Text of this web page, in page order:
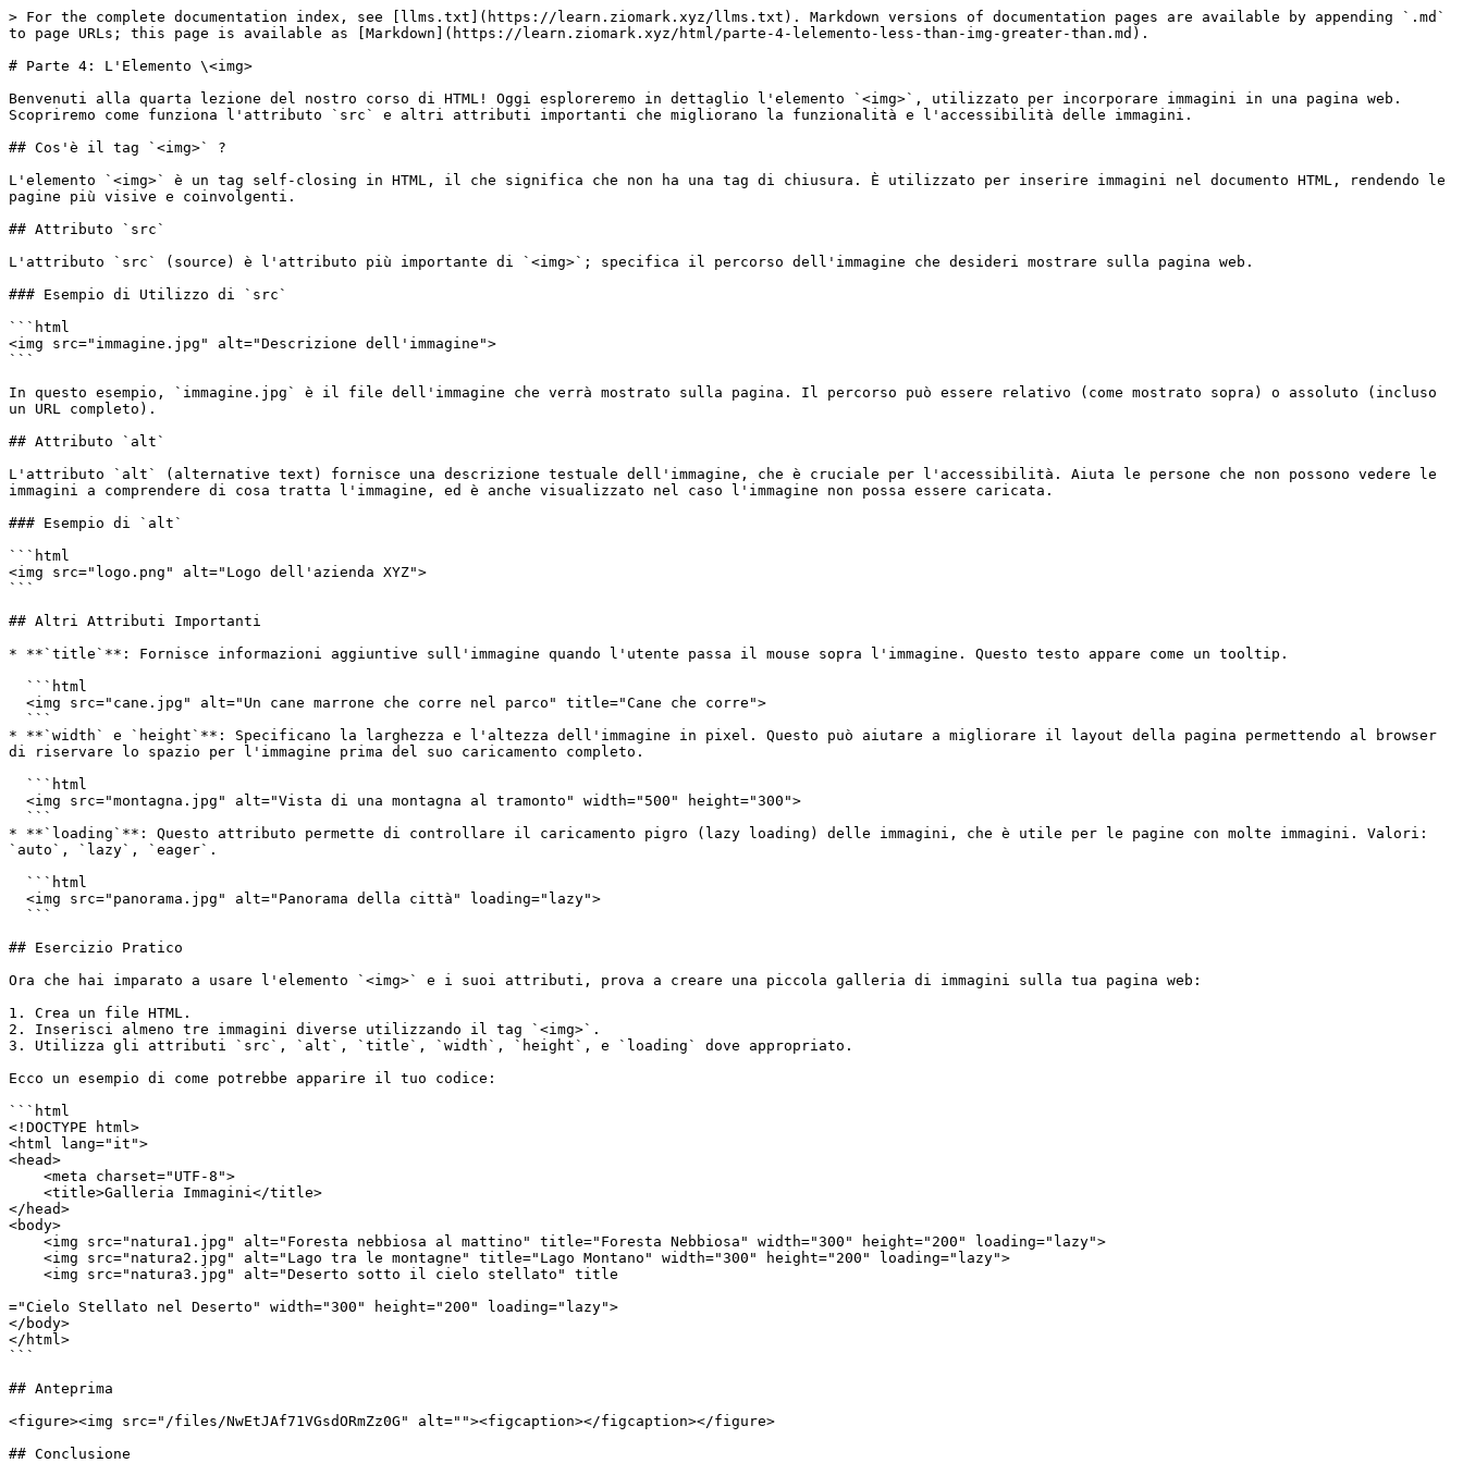
> For the complete documentation index, see [llms.txt](https://learn.ziomark.xyz/llms.txt). Markdown versions of documentation pages are available by appending `.md`
to page URLs; this page is available as [Markdown](https://learn.ziomark.xyz/html/parte-4-lelemento-less-than-img-greater-than.md).
# Parte 4: L'Elemento \<img>
Benvenuti alla quarta lezione del nostro corso di HTML! Oggi esploreremo in dettaglio l'elemento `<img>`, utilizzato per incorporare immagini in una pagina web.
Scopriremo come funziona l'attributo `src` e altri attributi importanti che migliorano la funzionalità e l'accessibilità delle immagini.
## Cos'è il tag `<img>` ?
L'elemento `<img>` è un tag self-closing in HTML, il che significa che non ha una tag di chiusura. È utilizzato per inserire immagini nel documento HTML, rendendo le
pagine più visive e coinvolgenti.
## Attributo `src`
L'attributo `src` (source) è l'attributo più importante di `<img>`; specifica il percorso dell'immagine che desideri mostrare sulla pagina web.
### Esempio di Utilizzo di `src`
```html
<img src="immagine.jpg" alt="Descrizione dell'immagine">
```
In questo esempio, `immagine.jpg` è il file dell'immagine che verrà mostrato sulla pagina. Il percorso può essere relativo (come mostrato sopra) o assoluto (incluso
un URL completo).
## Attributo `alt`
L'attributo `alt` (alternative text) fornisce una descrizione testuale dell'immagine, che è cruciale per l'accessibilità. Aiuta le persone che non possono vedere le
immagini a comprendere di cosa tratta l'immagine, ed è anche visualizzato nel caso l'immagine non possa essere caricata.
### Esempio di `alt`
```html
<img src="logo.png" alt="Logo dell'azienda XYZ">
```
## Altri Attributi Importanti
* **`title`**: Fornisce informazioni aggiuntive sull'immagine quando l'utente passa il mouse sopra l'immagine. Questo testo appare come un tooltip.
* **`width` e `height`**: Specificano la larghezza e l'altezza dell'immagine in pixel. Questo può aiutare a migliorare il layout della pagina permettendo al browser
di riservare lo spazio per l'immagine prima del suo caricamento completo.
* **`loading`**: Questo attributo permette di controllare il caricamento pigro (lazy loading) delle immagini, che è utile per le pagine con molte immagini. Valori:
`auto`, `lazy`, `eager`.
## Esercizio Pratico
Ora che hai imparato a usare l'elemento `<img>` e i suoi attributi, prova a creare una piccola galleria di immagini sulla tua pagina web:
1. Crea un file HTML.
2. Inserisci almeno tre immagini diverse utilizzando il tag `<img>`.
3. Utilizza gli attributi `src`, `alt`, `title`, `width`, `height`, e `loading` dove appropriato.
Ecco un esempio di come potrebbe apparire il tuo codice:
```html
<!DOCTYPE html>
<html lang="it">
<head>
</head>
<body>
="Cielo Stellato nel Deserto" width="300" height="200" loading="lazy">
</body>
</html>
```
## Anteprima
<figure><img src="/files/NwEtJAf71VGsdORmZz0G" alt=""><figcaption></figcaption></figure>
## Conclusione